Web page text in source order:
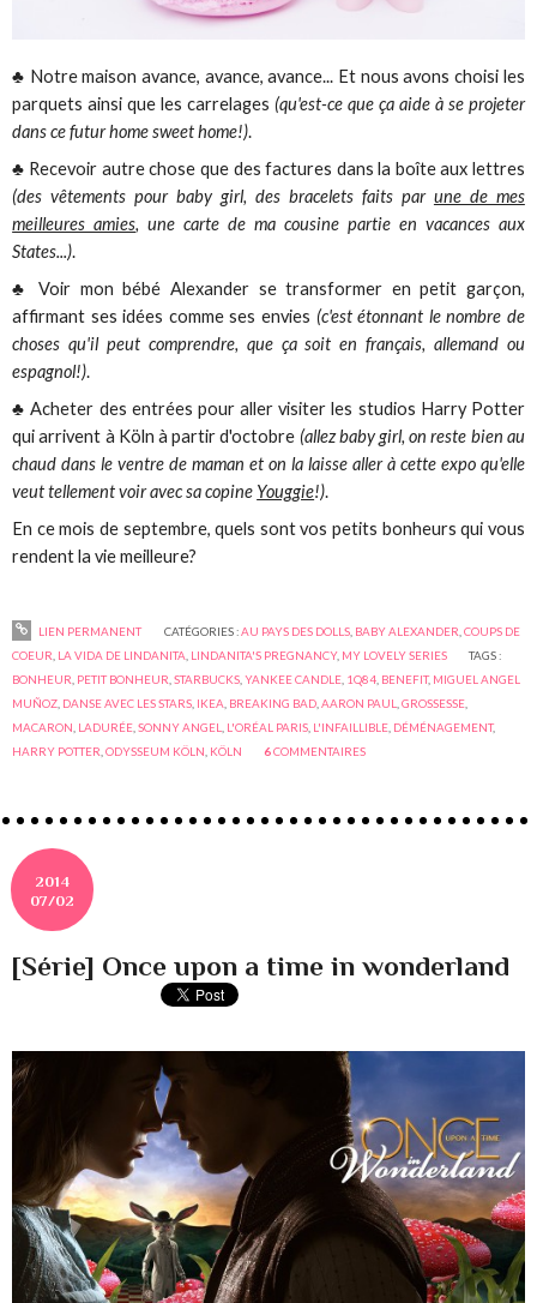
♣ Notre maison avance, avance, avance... Et nous avons choisi les
parquets ainsi que les carrelages (qu'est-ce que ça aide à se projeter
dans ce futur home sweet home!).
♣ Recevoir autre chose que des factures dans la boîte aux lettres
(des vêtements pour baby girl, des bracelets faits par une de mes
meilleures amies, une carte de ma cousine partie en vacances aux
States...).
♣ Voir mon bébé Alexander se transformer en petit garçon,
affirmant ses idées comme ses envies (c'est étonnant le nombre de
choses qu'il peut comprendre, que ça soit en français, allemand ou
espagnol!).
♣ Acheter des entrées pour aller visiter les studios Harry Potter
qui arrivent à Köln à partir d'octobre (allez baby girl, on reste bien au
chaud dans le ventre de maman et on la laisse aller à cette expo qu'elle
veut tellement voir avec sa copine Youggie!).
En ce mois de septembre, quels sont vos petits bonheurs qui vous
rendent la vie meilleure?
LIEN PERMANENT CATÉGORIES :AU PAYS DES DOLLS, BABY ALEXANDER COUPS DE
COEUR LA VIDA DE LINDANITA LINDANITA'S PREGNANCY, MY LOVELY SERIES
TAGS :
BONHEUR PETIT BONHEUR ,STARBUCKS ,YANKEE CANDLE 1Q84 BENEFIT, MIGUEL ANGEL
MUÑOZ DANSE AVEC LES STARS IKEA BREAKING BAD ,AARON PAUL ,GROSSESSE
MACARON LADURÉE ,SONNY ANGEL L'ORÉAL PARIS L'INFAILLIBLE DÉMÉNAGEMENT,
HARRY POTTER ,ODYSSEUM KÖLN KÖLN 6COMMENTAIRES
2014
07/02
[Série] Once upon a time in wonderland